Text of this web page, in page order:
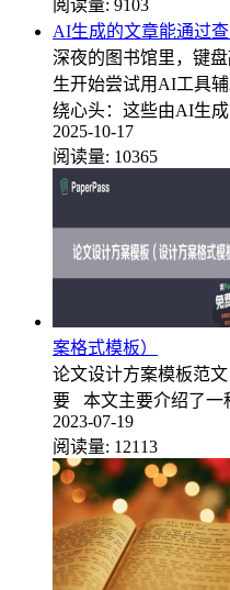
阅读量: 9103
AI生成的文章能通过
深夜的图书馆里，键
生开始尝试用AI工具
绕心头：这些由AI生
2025-10-17
阅读量: 10365
案格式模板）
论文设计方案模板范
要 本文主要介绍了一
2023-07-19
阅读量: 12113